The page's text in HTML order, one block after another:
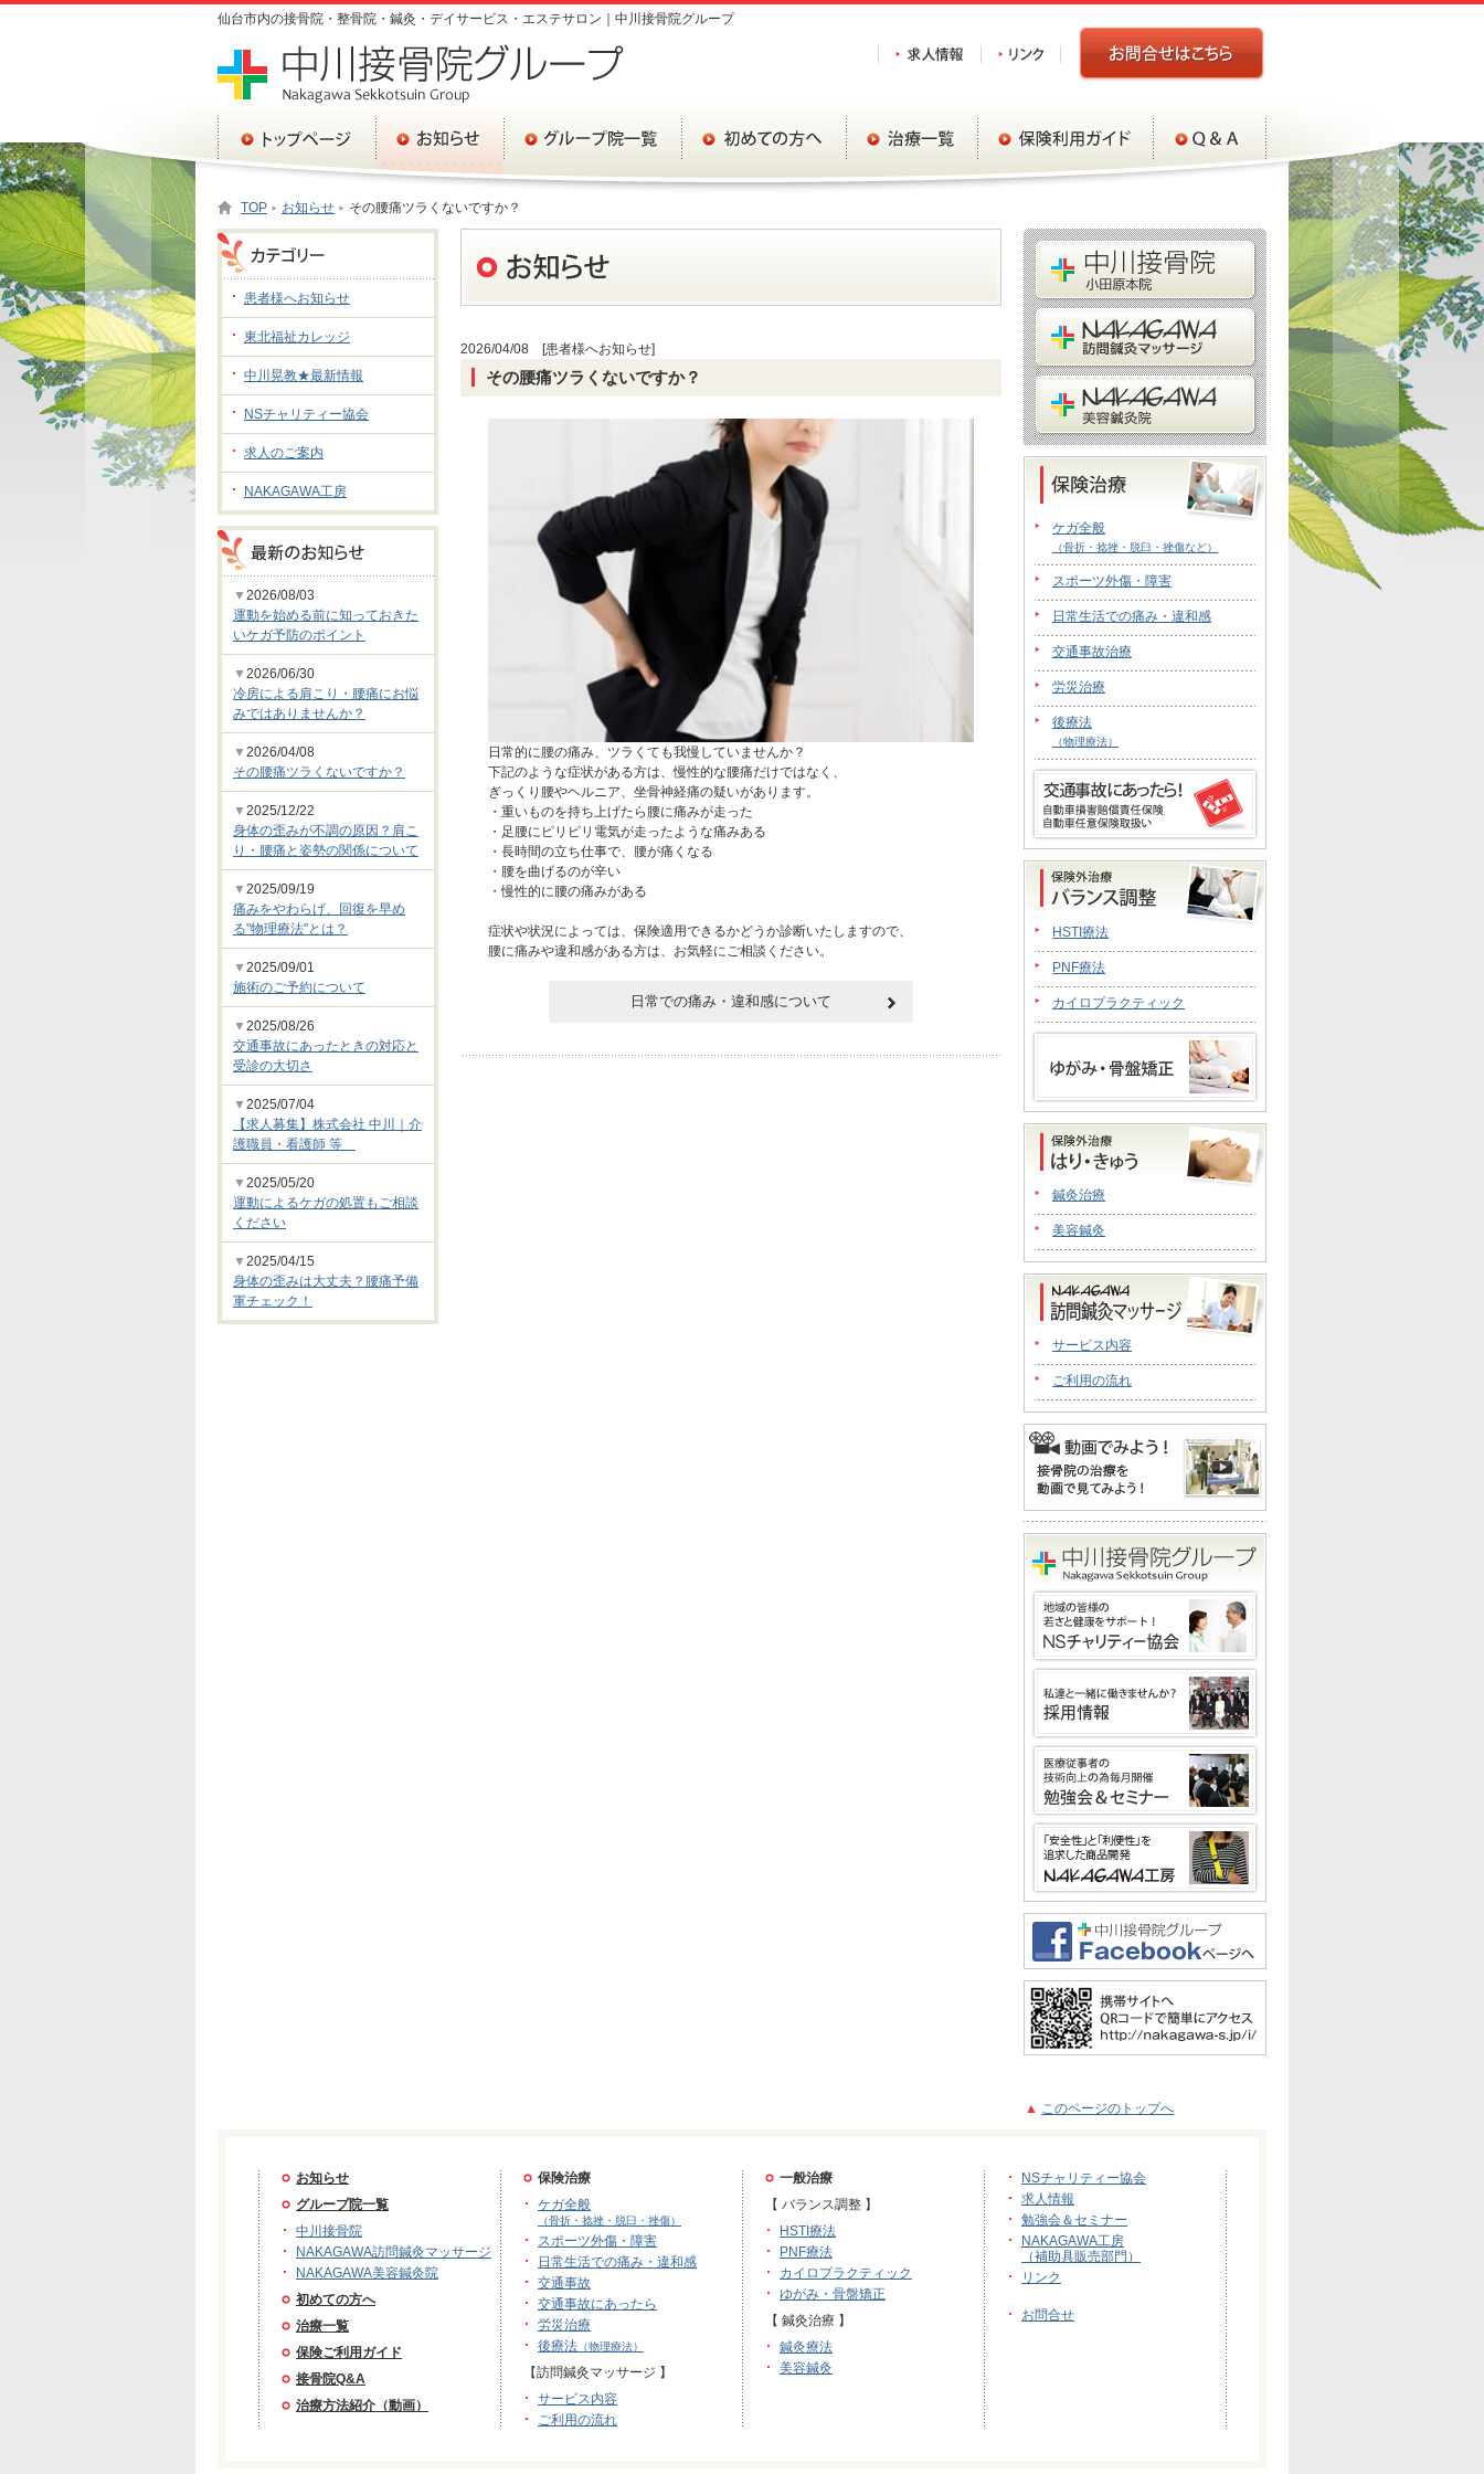
仙台市内の接骨院・整骨院・鍼灸・デイサービス・エステサロン｜中川接骨院グループ
TOP お知らせ その腰痛ツラくないですか？
2026/04/08 [患者様へお知らせ]
その腰痛ツラくないですか？
日常的に腰の痛み、ツラくても我慢していませんか？
下記のような症状がある方は、慢性的な腰痛だけではなく、
ぎっくり腰やヘルニア、坐骨神経痛の疑いがあります。
・重いものを持ち上げたら腰に痛みが走った
・足腰にピリピリ電気が走ったような痛みある
・長時間の立ち仕事で、腰が痛くなる
・腰を曲げるのが辛い
・慢性的に腰の痛みがある
症状や状況によっては、保険適用できるかどうか診断いたしますので、
腰に痛みや違和感がある方は、お気軽にご相談ください。
日常での痛み・違和感について
患者様へお知らせ
東北福祉カレッジ
中川晃教★最新情報
NSチャリティー協会
求人のご案内
NAKAGAWA工房
▼ 2026/08/03
運動を始める前に知っておきた
いケガ予防のポイント
▼ 2026/06/30
冷房による肩こり・腰痛にお悩
みではありませんか？
▼ 2026/04/08
その腰痛ツラくないですか？
▼ 2025/12/22
身体の歪みが不調の原因？肩こ
り・腰痛と姿勢の関係について
▼ 2025/09/19
痛みをやわらげ、回復を早め
る"物理療法"とは？
▼ 2025/09/01
施術のご予約について
▼ 2025/08/26
交通事故にあったときの対応と
受診の大切さ
▼ 2025/07/04
【求人募集】株式会社 中川｜介
護職員・看護師 等
▼ 2025/05/20
運動によるケガの処置もご相談
ください
▼ 2025/04/15
身体の歪みは大丈夫？腰痛予備
軍チェック！
ケガ全般
（骨折・捻挫・脱臼・挫傷など）
スポーツ外傷・障害
日常生活での痛み・違和感
交通事故治療
労災治療
後療法
（物理療法）
HSTI療法
PNF療法
カイロプラクティック
鍼灸治療
美容鍼灸
サービス内容
ご利用の流れ
▲ このページのトップへ
お知らせ
グループ院一覧
中川接骨院
NAKAGAWA訪問鍼灸マッサージ
NAKAGAWA美容鍼灸院
初めての方へ
治療一覧
保険ご利用ガイド
接骨院Q&A
治療方法紹介（動画）
保険治療
ケガ全般
（骨折・捻挫・脱臼・挫傷）
スポーツ外傷・障害
日常生活での痛み・違和感
交通事故
交通事故にあったら
労災治療
後療法 （物理療法）
【訪問鍼灸マッサージ 】
サービス内容
ご利用の流れ
一般治療
【 バランス調整 】
HSTI療法
PNF療法
カイロプラクティック
ゆがみ・骨盤矯正
【 鍼灸治療 】
鍼灸療法
美容鍼灸
NSチャリティー協会
求人情報
勉強会＆セミナー
NAKAGAWA工房
（補助具販売部門）
リンク
お問合せ